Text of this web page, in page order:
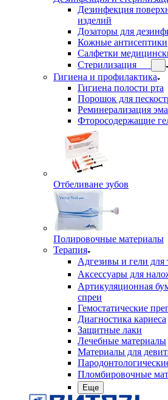
Дезинфекция
изделий
Дозаторы для
Кожные антисептики
Салфетки
Стерилизация
Гигиена и профилактика
Гигиена полости рта
Порошок для
Реминерализация
Фторосодержащие
Отбеливане зубов
Полировочные материалы
Терапия
Адгезивы и гели для
Аксессуары для
Артикуляционная
спреи
Гемостатические
Диагностика кариеса
Защитные лаки
Лечебные материалы
Материалы для
Пломбировочные
Еще